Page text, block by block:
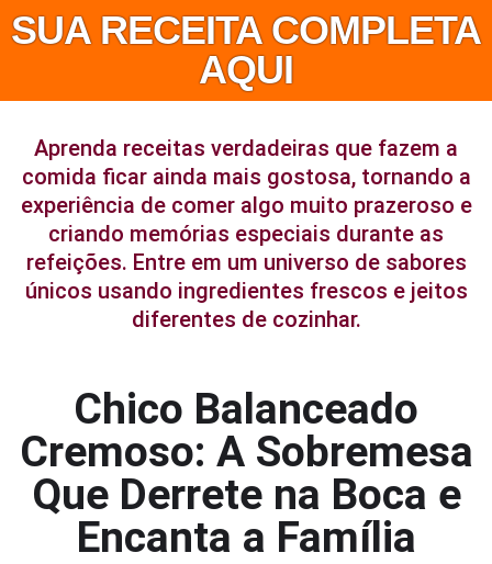
SUA RECEITA COMPLETA
AQUI
Aprenda receitas verdadeiras que fazem a
comida ficar ainda mais gostosa, tornando a
experiência de comer algo muito prazeroso e
criando memórias especiais durante as
refeições. Entre em um universo de sabores
únicos usando ingredientes frescos e jeitos
diferentes de cozinhar.
Chico Balanceado
Cremoso: A Sobremesa
Que Derrete na Boca e
Encanta a Família